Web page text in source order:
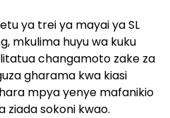
ya trei ya mayai ya SL
mkulima huyu wa kuku
changamoto zake za
gharama kwa kiasi
mpya yenye mafanikio
ziada sokoni kwao.